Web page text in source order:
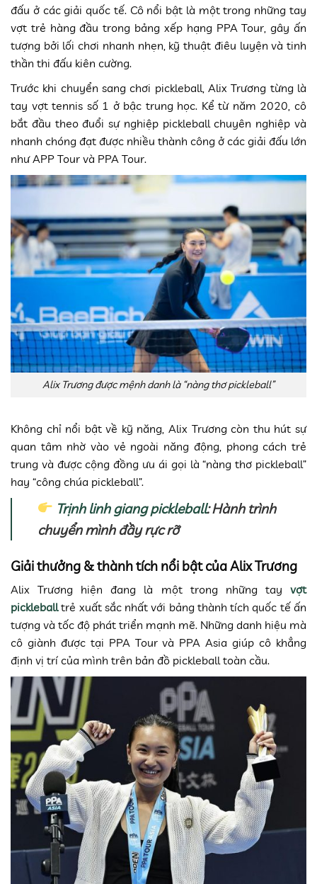
đấu ở các giải quốc tế. Cô nổi bật là một trong những tay
vợt trẻ hàng đầu trong bảng xếp hạng PPA Tour, gây ấn
tượng bởi lối chơi nhanh nhẹn, kỹ thuật điêu luyện và tinh
thần thi đấu kiên cường.
Trước khi chuyển sang chơi pickleball, Alix Trương từng là
tay vợt tennis số 1 ở bậc trung học. Kể từ năm 2020, cô
bắt đầu theo đuổi sự nghiệp pickleball chuyên nghiệp và
nhanh chóng đạt được nhiều thành công ở các giải đấu lớn
như APP Tour và PPA Tour.
Alix Trương được mệnh danh là “nàng thơ pickleball”
Không chỉ nổi bật về kỹ năng, Alix Trương còn thu hút sự
quan tâm nhờ vào vẻ ngoài năng động, phong cách trẻ
trung và được cộng đồng ưu ái gọi là “nàng thơ pickleball”
hay “công chúa pickleball”.
Trịnh linh giang pickleball: Hành trình
chuyển mình đầy rực rỡ
Giải thưởng & thành tích nổi bật của Alix Trương
Alix Trương hiện đang là một trong những tay vợt
pickleballtrẻ xuất sắc nhất với bảng thành tích quốc tế ấn
tượng và tốc độ phát triển mạnh mẽ. Những danh hiệu mà
cô giành được tại PPA Tour và PPA Asia giúp cô khẳng
định vị trí của mình trên bản đồ pickleball toàn cầu.